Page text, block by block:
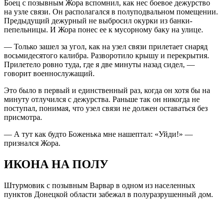
Боец с позывным Жора вспомнил, как нес боевое дежурство
на узле связи. Он располагался в полуподвальном помещении.
Предыдущий дежурный не выбросил окурки из банки-
пепельницы. И Жора понес ее к мусорному баку на улице.
— Только зашел за угол, как на узел связи прилетает снаряд
восьмидесятого калибра. Разворотило крышу и перекрытия.
Прилетело ровно туда, где я две минуты назад сидел, —
говорит военнослужащий.
Это было в первый и единственный раз, когда он хотя бы на
минуту отлучился с дежурства. Раньше так он никогда не
поступал, понимая, что узел связи не должен оставаться без
присмотра.
— А тут как будто Боженька мне нашептал: «Уйди!» —
признался Жора.
ИКОНА НА ПОЛУ
Штурмовик с позывным Варвар в одном из населенных
пунктов Донецкой области забежал в полуразрушенный дом.